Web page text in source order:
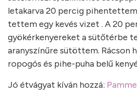
letakarva 20 percig
tettem egy kevés vizet . A 20
gyökérkenyereket a sütőtérbe
aranyszínűre sütöttem. Rácson
ropogós és pihe-puha belű
Jó étvágyat kíván hozzá: